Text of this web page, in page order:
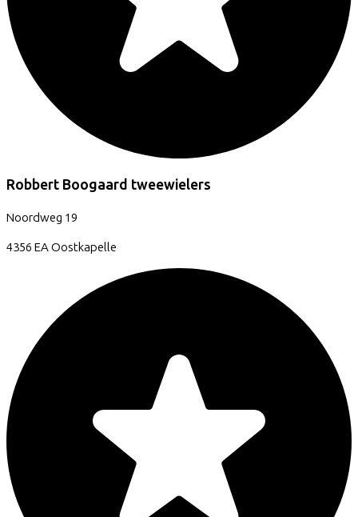
Robbert Boogaard tweewielers
Noordweg 19
4356 EAOostkapelle